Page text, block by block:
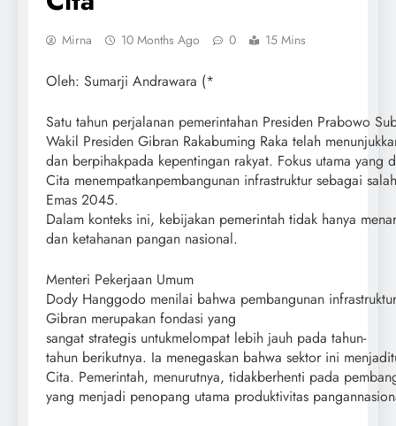
Mirna 10 Months Ago 0 15 Mins
Oleh: Sumarji Andrawara (*
Satu tahun perjalanan pemerintahan Presiden Prabowo
Wakil Presiden Gibran Rakabuming Raka telah
dan berpihakpada kepentingan rakyat. Fokus utama yang
Cita menempatkanpembangunan infrastruktur sebagai
Emas 2045.
Dalam konteks ini, kebijakan pemerintah tidak hanya
dan ketahanan pangan nasional.
Menteri Pekerjaan Umum
Dody Hanggodo menilai bahwa pembangunan
Gibran merupakan fondasi yang
sangat strategis untukmelompat lebih jauh pada tahun-
tahun berikutnya. Ia menegaskan bahwa sektor ini
Cita. Pemerintah, menurutnya, tidakberhenti pada
yang menjadi penopang utama produktivitas